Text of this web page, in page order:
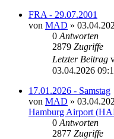
FRA - 29.07.2001
von MAD »
0 Antworten
2879 Zugriffe
Letzter Beitrag
03.04.2026
17.01.2026 - Samstag
von MAD »
Hamburg Airport
0 Antworten
2877 Zugriffe